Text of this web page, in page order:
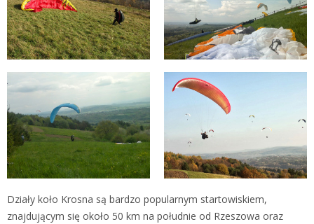
Działy koło Krosna są bardzo popularnym startowiskiem,
znajdującym się około 50 km na południe od Rzeszowa oraz